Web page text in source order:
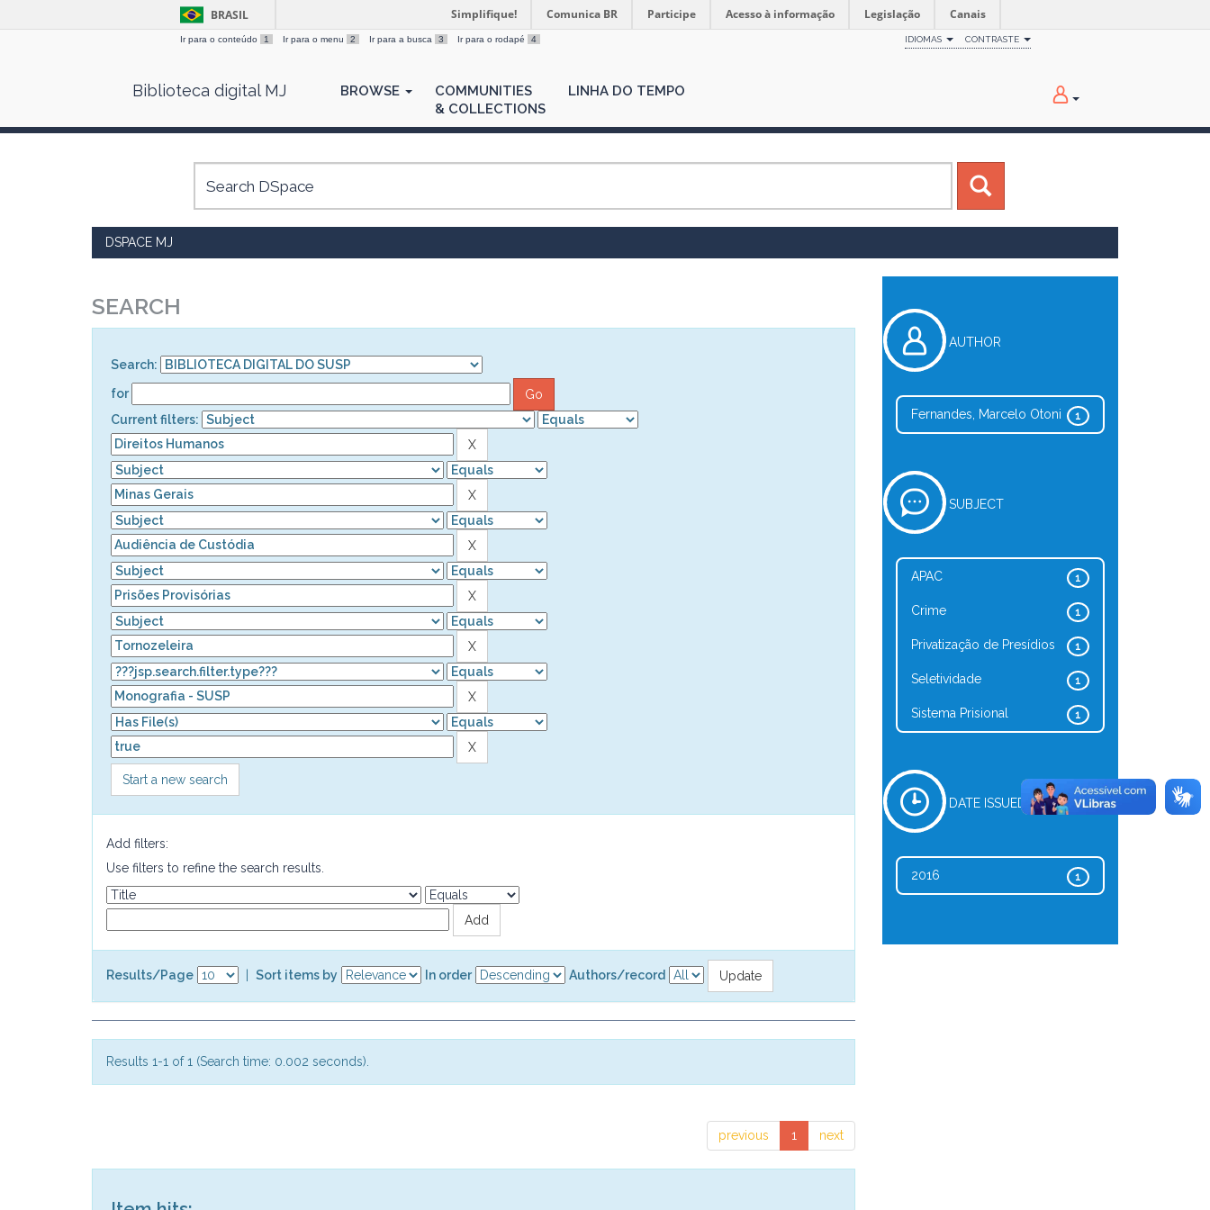
BRASIL Simplifique! Comunica BR Participe Acesso à informação Legislação Canais
Ir para o conteúdo 1 Ir para o menu 2 Ir para a busca 3 Ir para o rodapé 4 IDIOMAS CONTRASTE
Biblioteca digital MJ BROWSE
COMMUNITIES
& COLLECTIONS
LINHA DO TEMPO
DSPACE MJ
SEARCH
Search:
for
Current filters:
Start a new search
Add filters:
Use filters to refine the search results.
Results/Page Sort items by In order Authors/record
Results 1-1 of 1 (Search time: 0.002 seconds).
previous 1 next
AUTHOR
1
Fernandes, Marcelo Otoni
SUBJECT
1
APAC
1
Crime
1
Privatização de Presídios
1
Seletividade
1
Sistema Prisional
DATE ISSUED
1
2016